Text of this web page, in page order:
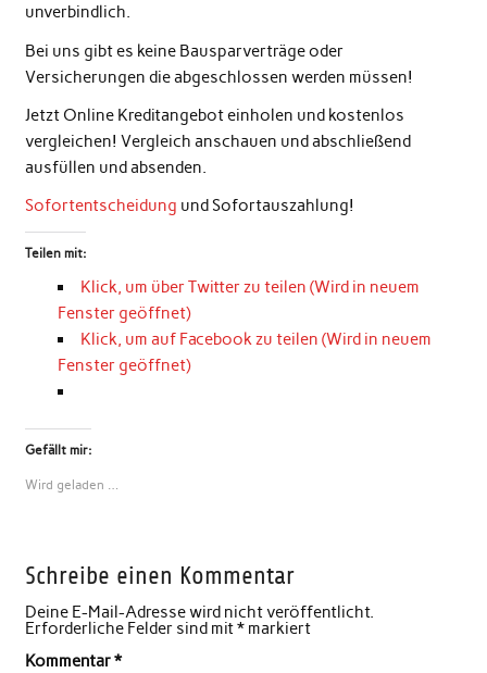
unverbindlich.
Bei uns gibt es keine Bausparverträge oder
Versicherungen die abgeschlossen werden müssen!
Jetzt Online Kreditangebot einholen und kostenlos
vergleichen! Vergleich anschauen und abschließend
ausfüllen und absenden.
Sofortentscheidung und Sofortauszahlung!
Teilen mit:
Klick, um über Twitter zu teilen (Wird in neuem
Fenster geöffnet)
Klick, um auf Facebook zu teilen (Wird in neuem
Fenster geöffnet)
Gefällt mir:
Wird geladen …
Schreibe einen Kommentar
Deine E-Mail-Adresse wird nicht veröffentlicht.
Erforderliche Felder sind mit*markiert
Kommentar*